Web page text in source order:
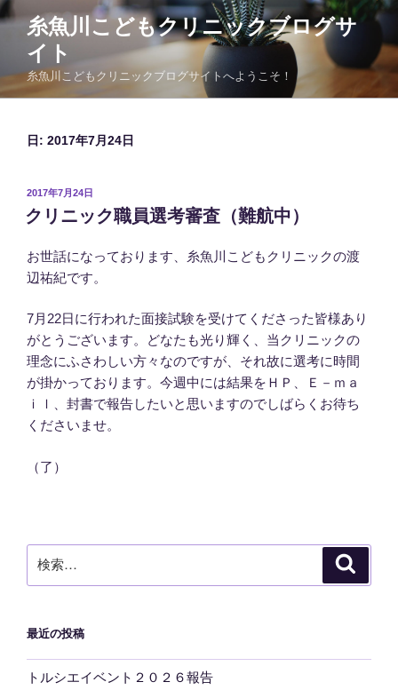
コ
ン
ツ
糸魚川こどもクリニックブログサ
イト
糸魚川こどもクリニックブログサイトへようこそ！
日: 2017年7月24日
投
稿
日:
2017年7月24日
クリニック職員選考審査（難航中）
お世話になっております、糸魚川こどもクリニックの渡
辺祐紀です。
7月22日に行われた面接試験を受けてくださった皆様あり
がとうございます。どなたも光り輝く、当クリニックの
理念にふさわしい方々なのですが、それ故に選考に時間
が掛かっております。今週中には結果をＨＰ、Ｅ－ｍａ
ｉｌ、封書で報告したいと思いますのでしばらくお待ち
くださいませ。
（了）
索:
最近の投稿
トルシエイベント２０２６報告